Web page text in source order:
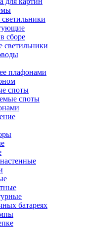
сборе
светильники
плафонами
споты
споты
батареях